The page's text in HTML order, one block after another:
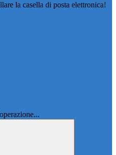
la casella di posta elettronica!